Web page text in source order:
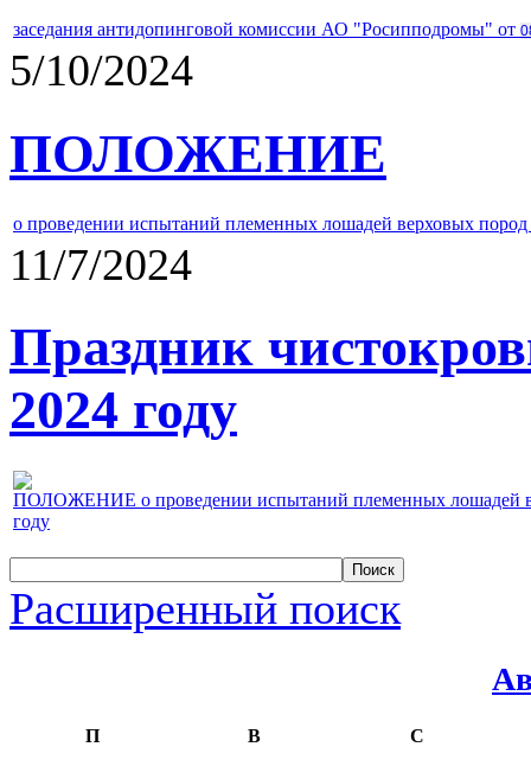
заседания антидопинговой комиссии АО "Росипподромы" от
5/10/2024
ПОЛОЖЕНИЕ
о проведении испытаний племенных лошадей верховых
11/7/2024
Праздник
2024 году
ПОЛОЖЕНИЕ о проведении испытаний племенных лошадей
году
Расширенный поиск
П В С